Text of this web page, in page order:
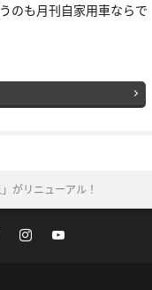
のも月刊自家用車ならで
がリニューアル！